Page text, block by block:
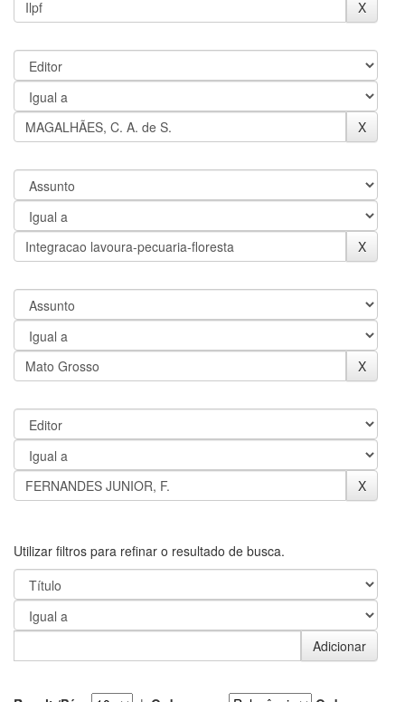
Utilizar filtros para refinar o resultado de busca.